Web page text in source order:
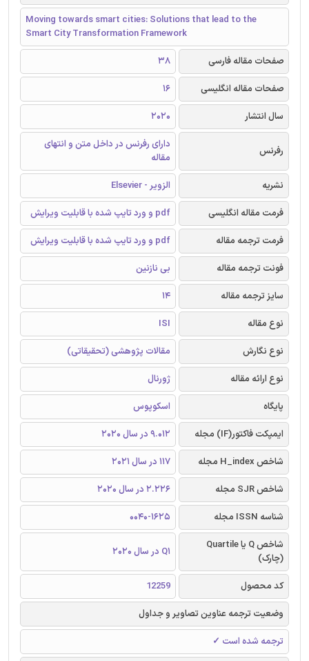
Moving towards smart cities: Solutions that lead to the
Smart City Transformation Framework
صفحات مقاله فارسی
38
صفحات مقاله انگلیسی
16
سال انتشار
2020
رفرنس
دارای رفرنس در داخل متن و انتهای
مقاله
نشریه
الزویر - Elsevier
فرمت مقاله انگلیسی
pdf و ورد تایپ شده با قابلیت ویرایش
فرمت ترجمه مقاله
pdf و ورد تایپ شده با قابلیت ویرایش
فونت ترجمه مقاله
بی نازنین
سایز ترجمه مقاله
14
نوع مقاله
ISI
نوع نگارش
مقالات پژوهشی (تحقیقاتی)
نوع ارائه مقاله
ژورنال
پایگاه
اسکوپوس
ایمپکت فاکتور(IF) مجله
9.012 در سال 2020
شاخص H_index مجله
117 در سال 2021
شاخص SJR مجله
2.226 در سال 2020
شناسه ISSN مجله
0040-1625
شاخص Q یا Quartile
(چارک)
Q1 در سال 2020
کد محصول
12259
وضعیت ترجمه عناوین تصاویر و جداول
ترجمه شده است ✓